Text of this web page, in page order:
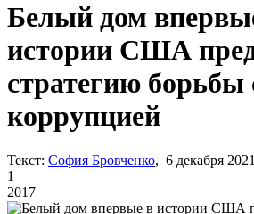
Белый дом
истории США
стратегию борьбы
коррупцией
Текст: София Бровченко, 6 декабря
1
2017